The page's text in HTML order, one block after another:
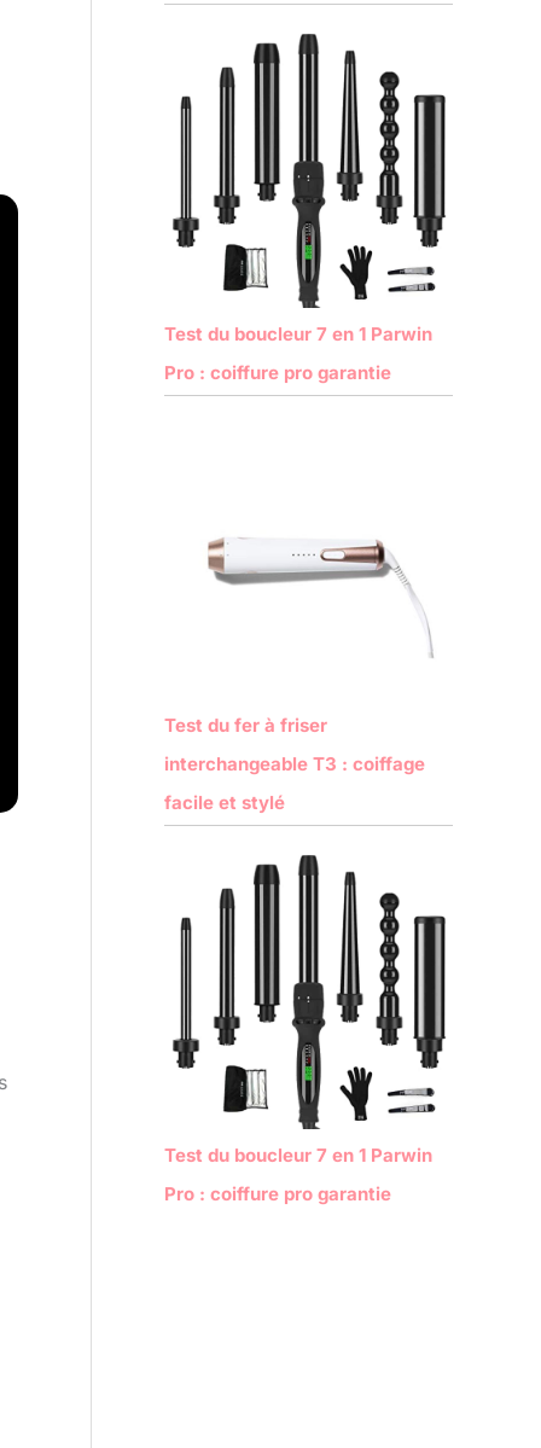
Test du boucleur 7 en 1 Parwin
Pro : coiffure pro garantie
Test du fer à friser
interchangeable T3 : coiffage
facile et stylé
Test du boucleur 7 en 1 Parwin
Pro : coiffure pro garantie